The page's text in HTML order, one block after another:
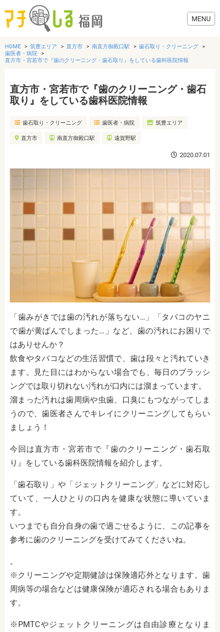
グルメ
美容・健康
生活
HOME 筑豊エリア 直方市 南直方御殿口駅
歯石取り・クリーニング
歯医者・病院
直方市・宮若市で『歯のクリーニング・歯石取り』をしている歯科医院情報
直方市・宮若市で『歯のクリーニング・歯石
取り』をしている歯科医院情報
歯石取り・クリーニング 歯医者・病院 筑豊エリア
直方市 南直方御殿口駅 遠賀野駅
2020.07.01
「歯みがきでは歯の汚れが落ちない…」「タバコのヤニ
で歯が黄ばんでしまった…」など、歯の汚れにお困りで
はありせんか？
飲食やタバコなどの生活習慣で、歯は段々と汚れていき
ます。見た目にはわからない場合でも、毎日のブラッシ
ングでは取り切れない汚れが口内には溜まっています。
溜まった汚れは歯周病や虫歯、口臭にもつながってしま
うので、歯医者さんでキレイにクリーニングしてもらい
ましょう！
今回は直方市・宮若市で『歯のクリーニング・歯石取
り』をしている歯科医院情報を紹介します。
「歯石取り」や「ジェットクリーニング」などに対応し
ていて、一人ひとりの口内を健康な状態に導いていま
す。
いつまでも自分自身の歯で過ごせるように、この記事を
参考に歯のクリーニングを受けてみてくださいね。
。
※クリーニングや定期健診は保険適応外となります。歯
周病等の場合などは健康保険が適応される場合もありま
す。
※PMTCやジェットクリーニングは自由診療となりま